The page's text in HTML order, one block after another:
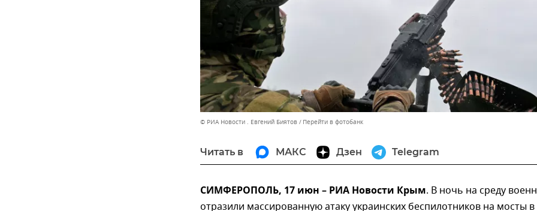
© РИА Новости . Евгений Биятов Перейти в фотобанк
Читать в МАКС Дзен Telegram
СИМФЕРОПОЛЬ, 17 июн – РИА Новости Крым. В ночь на среду
отразили массированную атаку украинских беспилотников на мосты в